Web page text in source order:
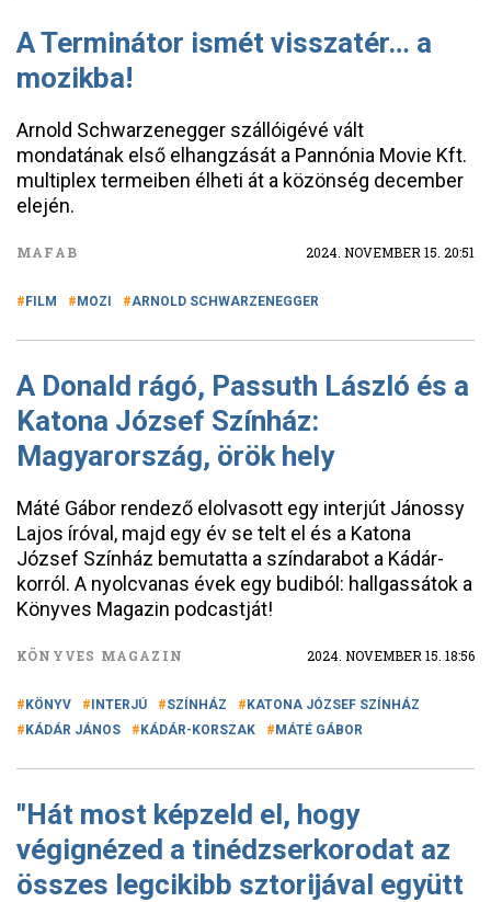
A Terminátor ismét visszatér… a
mozikba!
Arnold Schwarzenegger szállóigévé vált
mondatának első elhangzását a Pannónia Movie Kft.
multiplex termeiben élheti át a közönség december
elején.
MAFAB 2024. NOVEMBER 15. 20:51
FILM MOZI ARNOLD SCHWARZENEGGER
A Donald rágó, Passuth László és a
Katona József Színház:
Magyarország, örök hely
Máté Gábor rendező elolvasott egy interjút Jánossy
Lajos íróval, majd egy év se telt el és a Katona
József Színház bemutatta a színdarabot a Kádár-
korról. A nyolcvanas évek egy budiból: hallgassátok a
Könyves Magazin podcastját!
KÖNYVES MAGAZIN 2024. NOVEMBER 15. 18:56
KÖNYV INTERJÚ SZÍNHÁZ
KATONA JÓZSEF SZÍNHÁZ
KÁDÁR JÁNOS
KÁDÁR-KORSZAK MÁTÉ GÁBOR
"Hát most képzeld el, hogy
végignézed a tinédzserkorodat az
összes legcikibb sztorijával együtt